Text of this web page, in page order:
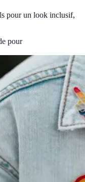
pour un look inclusif,
pour